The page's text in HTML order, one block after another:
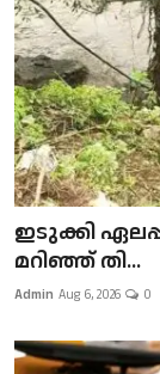
ഇടുക്കി
മറിഞ്ഞ് തി...
Admin Aug 6, 2026 0